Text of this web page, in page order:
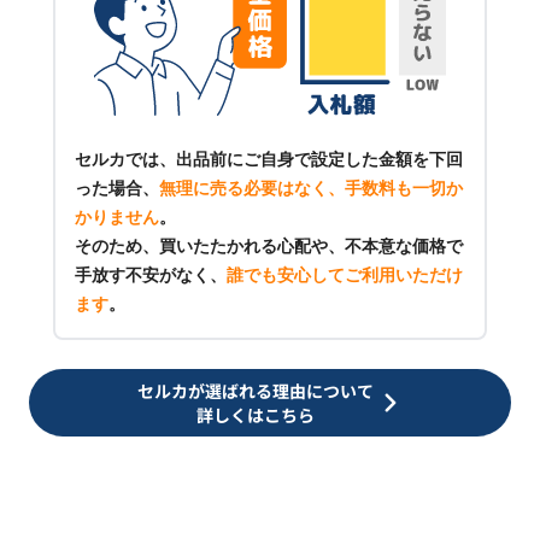
セルカでは、出品前にご自身で設定した金額を下回
った場合、 無理に売る必要はなく、手数料も一切か
かりません。
そのため、買いたたかれる心配や、不本意な価格で
手放す不安がなく、 誰でも安心してご利用いただけ
ます。
セルカが選ばれる理由について
詳しくはこちら